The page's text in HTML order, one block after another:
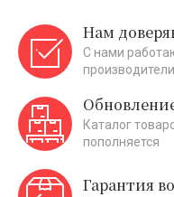
Нам
С нами
производители
Каталог
пополняется
Гарантия